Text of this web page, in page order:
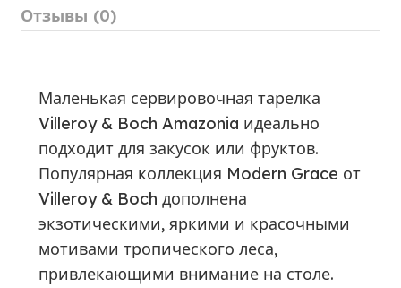
Отзывы (0)
Маленькая сервировочная тарелка
Villeroy & Boch Amazonia идеально
подходит для закусок или фруктов.
Популярная коллекция Modern Grace от
Villeroy & Boch дополнена
экзотическими, яркими и красочными
мотивами тропического леса,
привлекающими внимание на столе.